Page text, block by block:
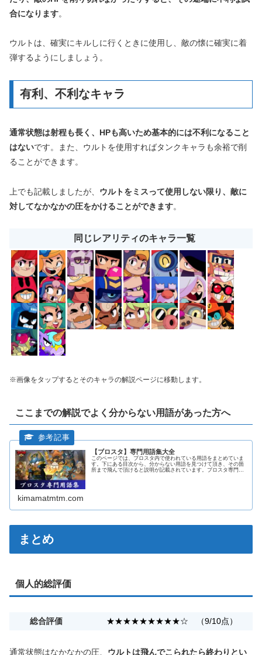
合になります。
ウルトは、確実にキルしに行くときに使用し、敵の懐に確実に着
弾するようにしましょう。
有利、不利なキャラ
通常状態は射程も長く、HPも高いため基本的には不利になること
はないです。また、ウルトを使用すればタンクキャラも余裕で削
ることができます。
上でも記載しましたが、 ウルトをミスって使用しない限り、敵に
対してなかなかの圧をかけることができます。
同じレアリティのキャラ一覧
※画像をタップするとそのキャラの解説ページに移動します。
ここまでの解説でよく分からない用語があった方へ
【ブロスタ】専門用語集大全
このページでは、ブロスタ内で使われている用語をまとめていま
す。下にある目次から、分からない用語を見つけて頂き、その箇
所まで飛んで頂けると説明が記載されています。ブロスタ専門用
kimamatmtm.com
まとめ
個人的総評価
総合評価 ★★★★★★★★★☆ （9/10点）
通常状態はなかなかの圧、 ウルトは飛んでこられたら終わりとい